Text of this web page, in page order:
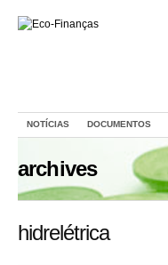
NOTÍCIAS DOCUMENTOS
archives
hidrelétrica